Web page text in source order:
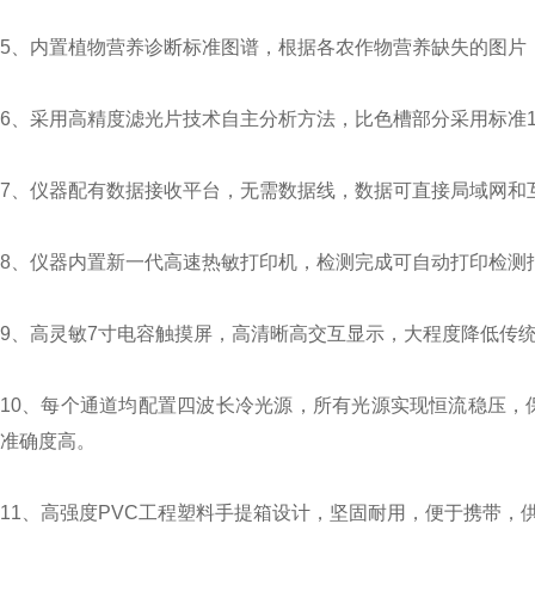
5、内置植物营养诊断标准图谱，根据各农作物营养缺失的图
6、采用高精度滤光片技术自主分析方法，比色槽部分采用标
7、仪器配有数据接收平台，无需数据线，数据可直接局域网
8、仪器内置新一代高速热敏打印机，检测完成可自动打印检测
9、高灵敏7寸电容触摸屏，高清晰高交互显示，大程度降低传
10、每个通道均配置四波长冷光源，所有光源实现恒流稳压
准确度高。
11、高强度PVC工程塑料手提箱设计，坚固耐用，便于携带